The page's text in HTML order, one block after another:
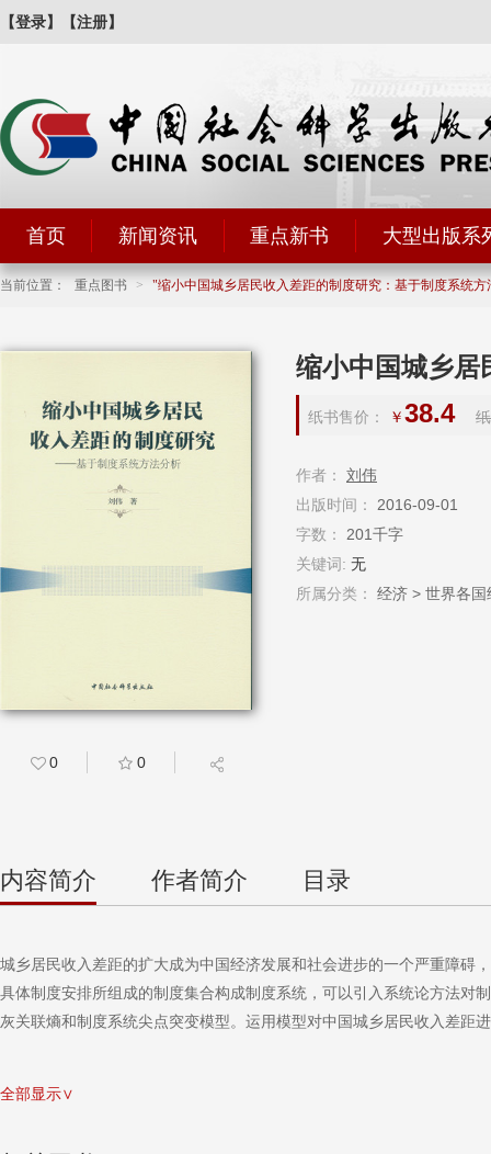
【登录】 【注册】
首页 新闻资讯 重点新书 大型出版系
当前位置： 重点图书 > 缩小中国城乡居民收入差距的制度研究：基于制度系统方
缩小中国城乡居
纸书售价： ￥38.4
作者：
刘伟
出版时间：
2016-09-01
字数：
201千字
关键词: 无
所属分类：
经济 > 世界各
0 0
内容简介 作者简介 目录
城乡居民收入差距的扩大成为中国经济发展和社会进步的一个严重障碍
具体制度安排所组成的制度集合构成制度系统，可以引入系统论方法对
灰关联熵和制度系统尖点突变模型。运用模型对中国城乡居民收入差距
全部显示∨